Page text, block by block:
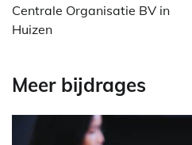
Centrale Organisatie BV in
Huizen
Meer bijdrages